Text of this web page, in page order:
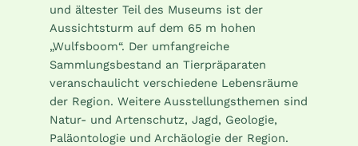
und ältester Teil des Museums ist der
Aussichtsturm auf dem 65 m hohen
„Wulfsboom“. Der umfangreiche
Sammlungsbestand an Tierpräparaten
veranschaulicht verschiedene Lebensräume
der Region. Weitere Ausstellungsthemen sind
Natur- und Artenschutz, Jagd, Geologie,
Paläontologie und Archäologie der Region.